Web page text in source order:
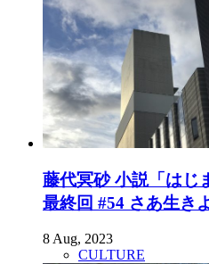
藤代冥砂 小説「は
最終回 #54 さあ生き
8 Aug, 2023
CULTURE